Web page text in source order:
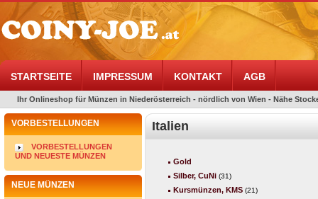
STARTSEITE IMPRESSUM KONTAKT AGB
Ihr Onlineshop für Münzen in Niederösterreich - nördlich von Wien - Nähe
VORBESTELLUNGEN
VORBESTELLUNGEN
UND NEUESTE MÜNZEN
NEUE MÜNZEN
Italien
Gold
Silber, CuNi (31)
Kursmünzen, KMS (21)